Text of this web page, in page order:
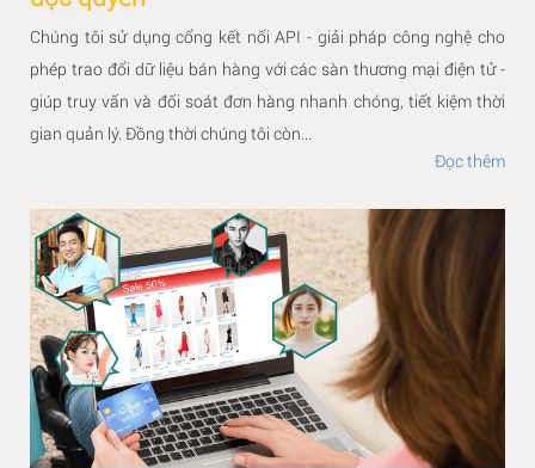
Chúng tôi sử dụng cổng kết nối API - giải pháp công nghệ cho
phép trao đổi dữ liệu bán hàng với các sàn thương mại điện tử -
giúp truy vấn và đối soát đơn hàng nhanh chóng, tiết kiệm thời
gian quản lý. Đồng thời chúng tôi còn...
Đọc thêm